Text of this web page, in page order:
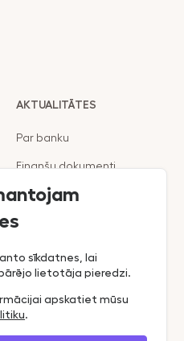
RIB MOBILĀ LIETOTNE:
AKTUALITĀTES
Par banku
Finanšu dokumenti
Noteikumi
Klientu politika
sīkdatnes, lai
lietotāja pieredzi.
apskatiet mūsu
.